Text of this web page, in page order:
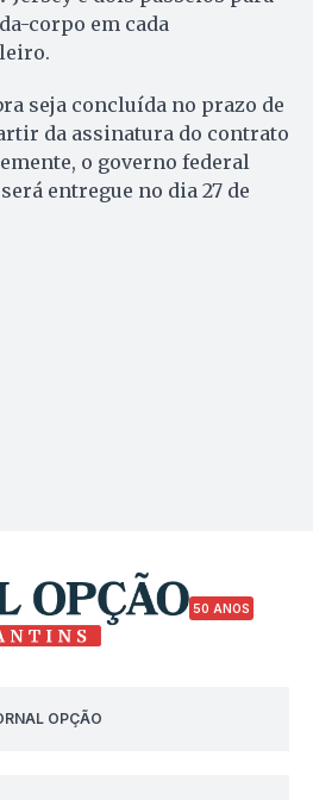
corpo em cada
seja concluída no prazo de
da assinatura do contrato
o governo federal
entregue no dia 27 de
50 ANOS
OPÇÃO